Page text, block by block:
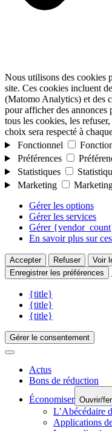
Nous utilisons des cookies
site. Ces cookies incluent
(Matomo Analytics) et des
pour afficher des annonces
tous les cookies, les
choix sera respecté à
Fonctionnel
Préférences
Statistiques
Marketing
Gérer les options
Gérer les services
Gérer
En savoir plus sur
Accepter Refuser
Voir
Enregistrer les préférences
{title}
{title}
{title}
Gérer le consentement
Actus
Bons de réduction
Économiser Ouvrir/
L’Abécédaire
Applications